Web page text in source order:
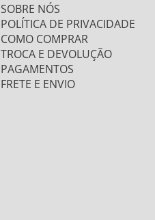
SOBRE NÓS
POLÍTICA DE PRIVACIDADE
COMO COMPRAR
TROCA E DEVOLUÇÃO
PAGAMENTOS
FRETE E ENVIO